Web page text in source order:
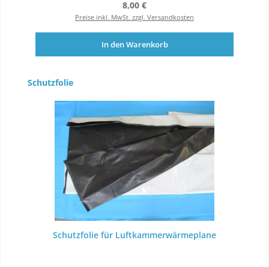
Regulärer Preis:
8,00 €
Preise inkl. MwSt. zzgl. Versandkosten
In den Warenkorb
Produktgalerie überspringen
Schutzfolie
Schutzfolie für Luftkammerwärmeplane